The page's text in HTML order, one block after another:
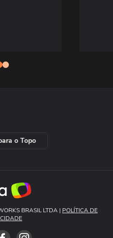
o Topo
BRASIL LTDA | POLÍTICA DE